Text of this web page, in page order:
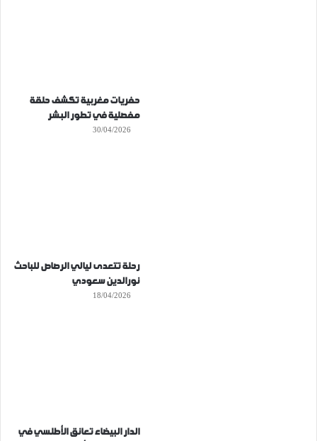
حفريات مغربية تكشف حلقة
مفصلية في تطور البشر
30/04/2026
رحلة تتعدى ليالي الرصاص للباحث
نورالدين سعودي
18/04/2026
الدار البيضاء تعانق الأطلسي في